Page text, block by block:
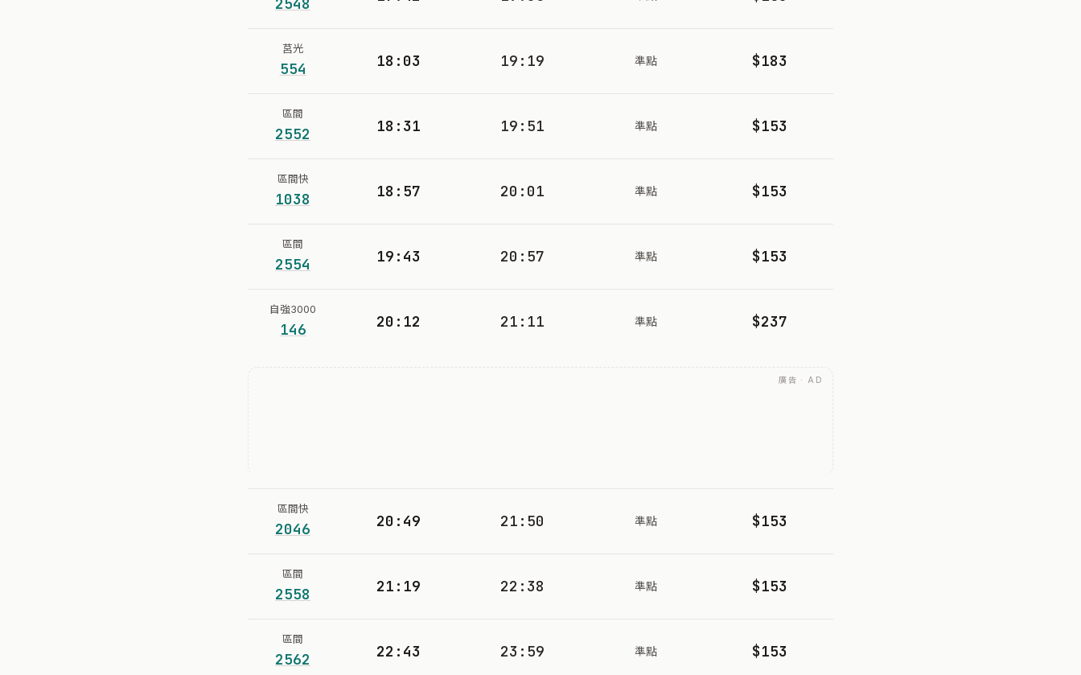
莒光
554 18:03 19:19 準點 $183
區間
2552 18:31 19:51 準點 $153
區間快
1038 18:57 20:01 準點 $153
區間
2554 19:43 20:57 準點 $153
自強3000
146 20:12 21:11 準點 $237
廣告 · AD
區間快
2046 20:49 21:50 準點 $153
區間
2558 21:19 22:38 準點 $153
區間
2562 22:43 23:59 準點 $153